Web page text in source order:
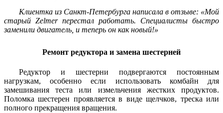
Клиентка из Санкт-Петербурга написала в отзыве: «Мой
старый Zelmer перестал работать. Специалисты быстро
заменили двигатель, и теперь он как новый!»
Ремонт редуктора и замена шестерней
Редуктор и шестерни подвергаются постоянным
нагрузкам, особенно если использовать комбайн для
замешивания теста или измельчения жестких продуктов.
Поломка шестерен проявляется в виде щелчков, треска или
полного прекращения вращения.